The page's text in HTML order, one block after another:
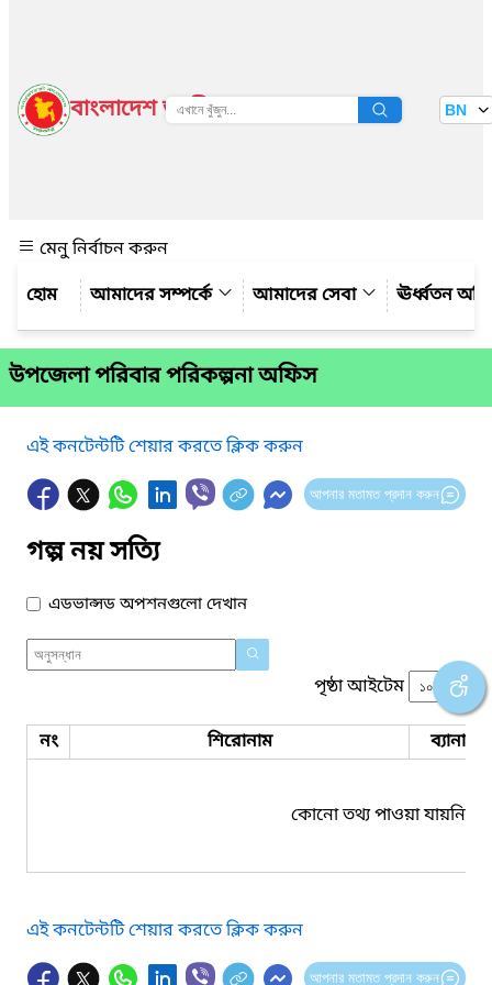
বাংলাদেশ জাতীয় তথ্য বাতায়ন BN
মেনু নির্বাচন করুন
আমাদের সম্পর্কে
আমাদের সেবা ঊর্ধ্বতন
উপজেলা পরিবার পরিকল্পনা অফিস
এই কনটেন্টটি শেয়ার করতে ক্লিক করুন
আপনার মতামত প্রদান করুন
গল্প নয় সত্যি
এডভান্সড অপশনগুলো দেখান
পৃষ্ঠা আইটেম
নং শিরোনাম ব্যানার
কোনো তথ্য পাওয়া যায়নি।
এই কনটেন্টটি শেয়ার করতে ক্লিক করুন
আপনার মতামত প্রদান করুন